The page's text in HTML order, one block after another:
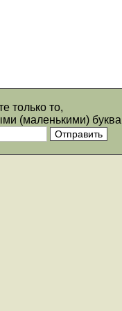
только то,
(маленькими)